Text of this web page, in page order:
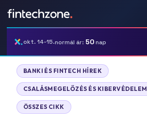
okt. 14-15.normál ár: 50nap
BANKI ÉS FINTECH HÍREK
CSALÁSMEGELŐZÉS ÉS KIBERVÉDELEM
ÖSSZES CIKK